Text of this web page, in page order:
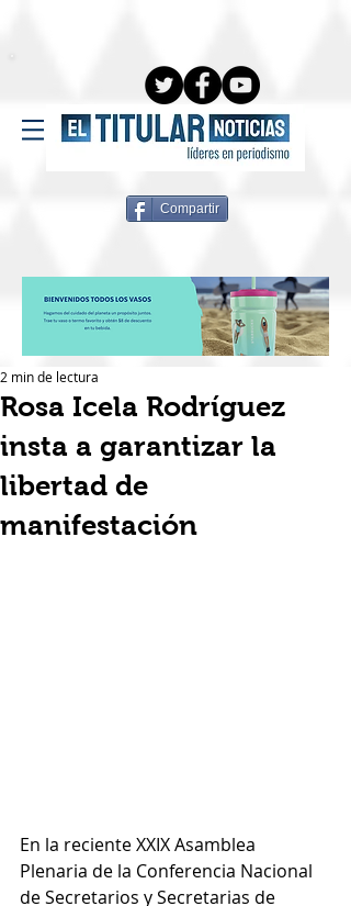
Compartir
Rosa Icela Rodríguez
insta a garantizar la
libertad de
manifestación
2 min de lectura
En la reciente XXIX Asamblea
Plenaria de la Conferencia Nacional
de Secretarios y Secretarias de